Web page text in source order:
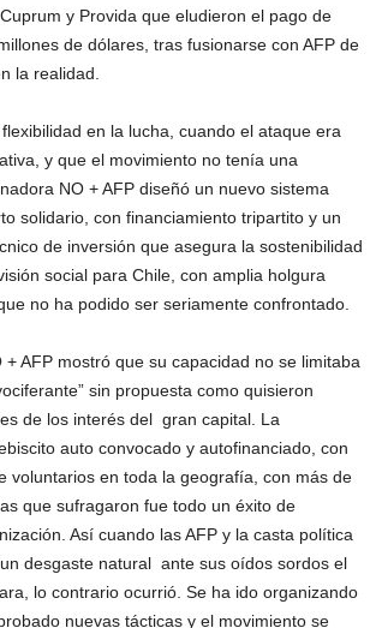
y Provida que eludieron el pago de
de dólares, tras fusionarse con AFP de
la realidad.
en la lucha, cuando el ataque era
y que el movimiento no tenía una
NO + AFP diseñó un nuevo sistema
solidario, con financiamiento tripartito y un
de inversión que asegura la sostenibilidad
social para Chile, con amplia holgura
no ha podido ser seriamente confrontado.
+ AFP mostró que su capacidad no se limitaba
sin propuesta como quisieron
de los interés del gran capital. La
auto convocado y autofinanciado, con
voluntarios en toda la geografía, con más de
que sufragaron fue todo un éxito de
Así cuando las AFP y la casta política
desgaste natural ante sus oídos sordos el
lo contrario ocurrió. Se ha ido organizando
nuevas tácticas y el movimiento se